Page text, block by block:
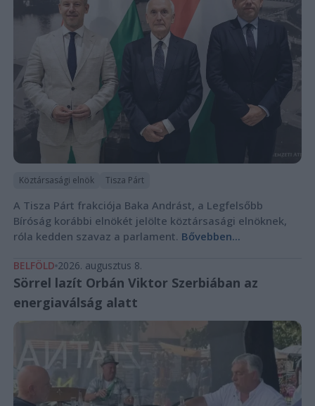
Köztársasági elnök Tisza Párt
A Tisza Párt frakciója Baka Andrást, a Legfelsőbb
Bíróság korábbi elnökét jelölte köztársasági elnöknek,
róla kedden szavaz a parlament. Bővebben...
BELFÖLD 2026. augusztus 8.
Sörrel lazít Orbán Viktor Szerbiában az
energiaválság alatt